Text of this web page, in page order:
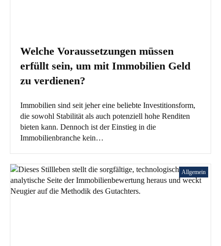
Welche Voraussetzungen müssen
erfüllt sein, um mit Immobilien Geld
zu verdienen?
Immobilien sind seit jeher eine beliebte Investitionsform,
die sowohl Stabilität als auch potenziell hohe Renditen
bieten kann. Dennoch ist der Einstieg in die
Immobilienbranche kein…
Allgemein